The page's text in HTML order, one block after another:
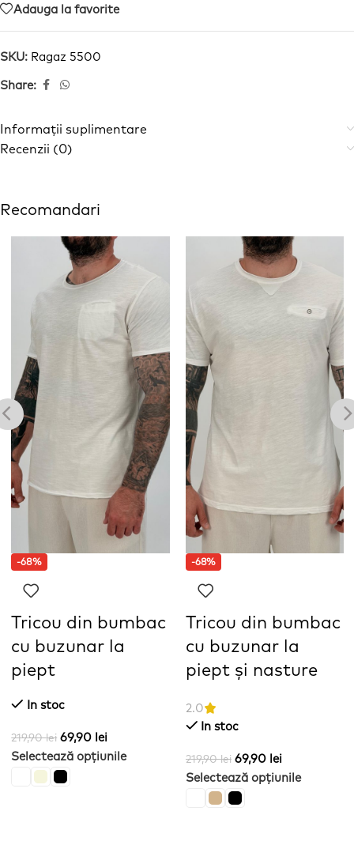
Adauga la favorite
SKU: Ragaz 5500
Share:
Informații suplimentare
Recenzii (0)
Recomandari
-68%
Tricou din bumbac
cu buzunar la
piept
In stoc
219,90lei 69,90 lei
Selectează opțiunile
-68%
Tricou din bumbac
cu buzunar la
piept și nasture
2.0
In stoc
219,90lei 69,90 lei
Selectează opțiunile